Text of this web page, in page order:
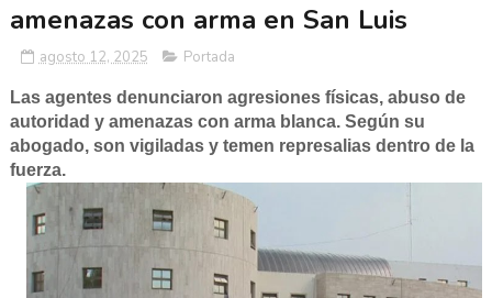
amenazas con arma en San Luis
agosto 12, 2025 Portada
Las agentes denunciaron agresiones físicas, abuso de
autoridad y amenazas con arma blanca. Según su
abogado, son vigiladas y temen represalias dentro de la
fuerza.